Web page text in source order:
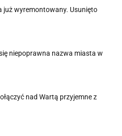
już wyremontowany. Usunięto
niepoprawna nazwa miasta w
nad Wartą przyjemne z